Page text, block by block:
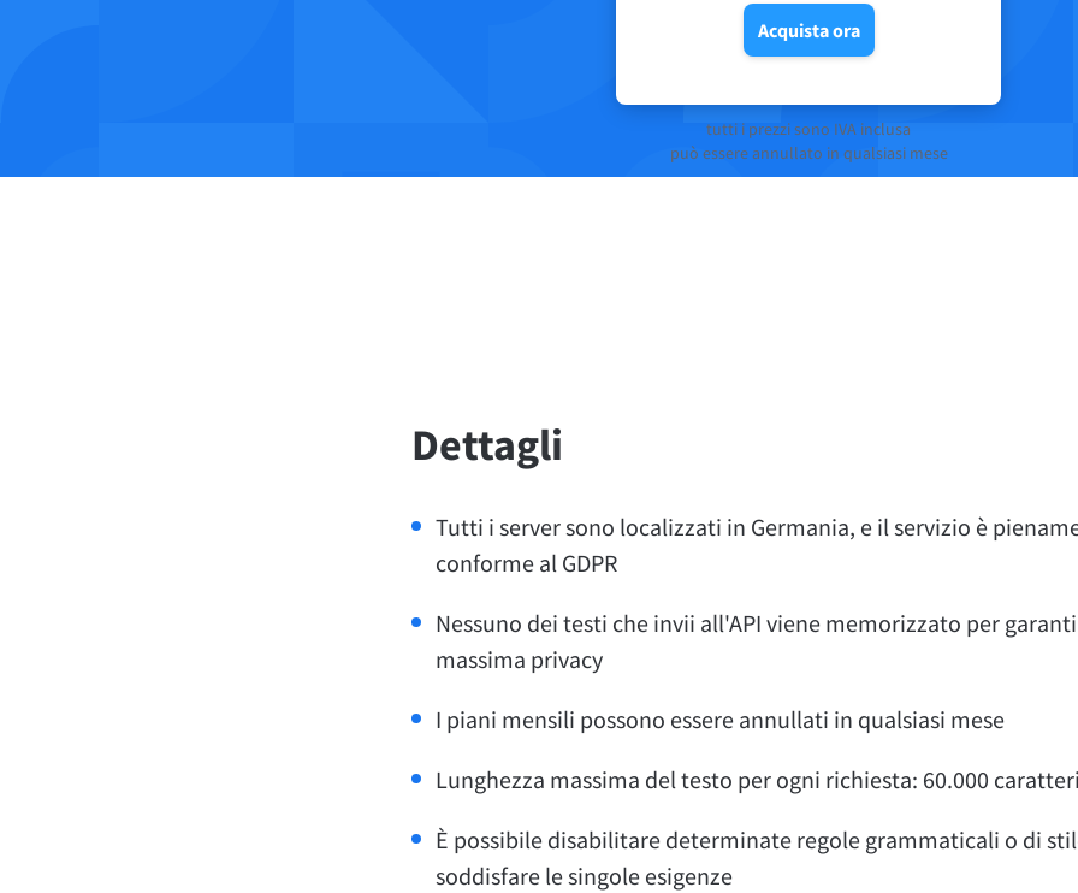
Acquista ora
tutti i prezzi sono IVA inclusa
può essere annullato in qualsiasi mese
Dettagli
Tutti i server sono localizzati in Germania, e il servizio è
conforme al GDPR
Nessuno dei testi che invii all'API viene memorizzato per
massima privacy
I piani mensili possono essere annullati in qualsiasi mese
Lunghezza massima del testo per ogni richiesta: 60.000
È possibile disabilitare determinate regole grammaticali o di
soddisfare le singole esigenze